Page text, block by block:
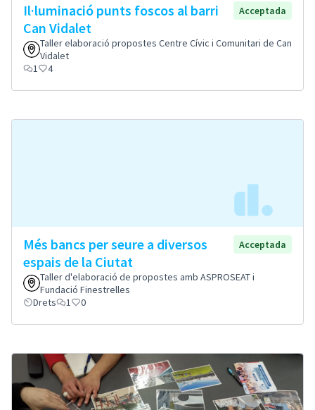
Il·luminació punts foscos al barri
Can Vidalet
Acceptada
Taller elaboració propostes Centre Cívic i Comunitari de Can
Vidalet
1
4
Més bancs per seure a diversos
espais de la Ciutat
Acceptada
Taller d'elaboració de propostes amb ASPROSEAT i
Fundació Finestrelles
Drets
1 0